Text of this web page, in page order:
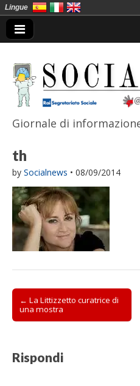
Giornale di
th
by Socialnews • 08/09/2014
Post
navigation
← La Littizzetto curatrice di
una mostra
Rispondi
Lingue